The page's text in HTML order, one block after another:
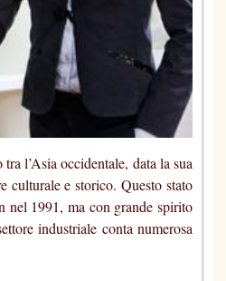
l’Asia occidentale, data la sua
culturale e storico. Questo stato
nel 1991, ma con grande spirito
industriale conta numerosa